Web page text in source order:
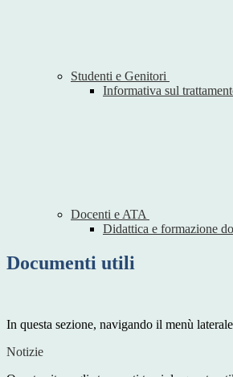
Studenti e Genitori
Informativa sul
Docenti e ATA
Didattica e formazione
Documenti utili
In questa sezione, navigando il menù
Notizie